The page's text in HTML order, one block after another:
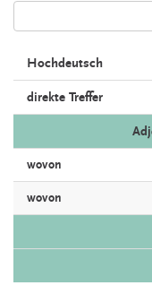
Hochdeutsch
direkte Treffer
wovon
wovon